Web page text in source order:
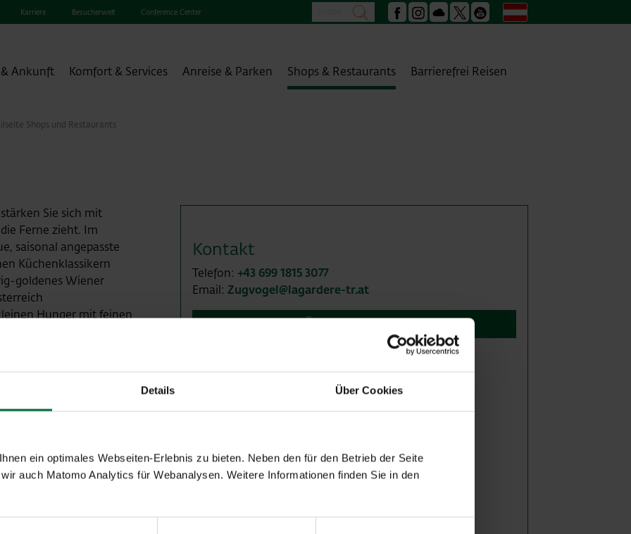
Details Über Cookies
ein optimales Webseiten-Erlebnis zu bieten. Neben den für den Betrieb der Seite
auch Matomo Analytics für Webanalysen. Weitere Informationen finden Sie in den
Karriere Besucherwelt Conference Center suchen Facebook
Instagram
Podcast YoutubeDeutsch
Ankunft Komfort & Services Anreise & Parken Shops & Restaurants Barrierefrei Reisen
Shops und Restaurants
Sie sich mit
Ferne zieht. Im
saisonal angepasste
Küchenklassikern
goldenes Wiener
Hunger mit feinen
üppig gefüllten
mit einem
bevorstehende Reise
lässt es sich am
Mastercard, Amex,
Kontakt
Telefon: +43 699 1815 3077
Email: Zugvogel@lagardere-tr.at
auf Plan anzeigen
Sortiment
Cocktails
Kalte Getränke
Kalte Snacks